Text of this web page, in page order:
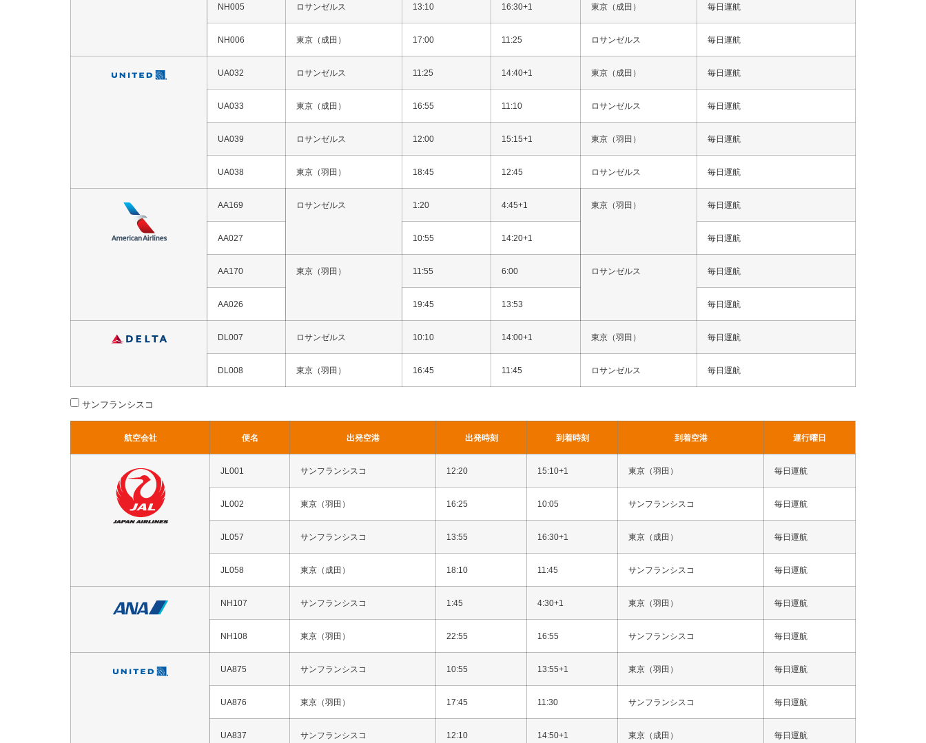
NH005 ロサンゼルス 13:10 16:30+1 東京（成田） 毎日運航
NH006 東京（成田） 17:00 11:25 ロサンゼルス 毎日運航
UA032 ロサンゼルス 11:25 14:40+1 東京（成田） 毎日運航
UA033 東京（成田） 16:55 11:10 ロサンゼルス 毎日運航
UA039 ロサンゼルス 12:00 15:15+1 東京（羽田） 毎日運航
UA038 東京（羽田） 18:45 12:45 ロサンゼルス 毎日運航
AA169 ロサンゼルス 1:20 4:45+1 東京（羽田） 毎日運航
AA027 10:55 14:20+1 毎日運航
AA170 東京（羽田） 11:55 6:00 ロサンゼルス 毎日運航
AA026 19:45 13:53 毎日運航
DL007 ロサンゼルス 10:10 14:00+1 東京（羽田） 毎日運航
DL008 東京（羽田） 16:45 11:45 ロサンゼルス 毎日運航
サンフランシスコ
航空会社 便名 出発空港 出発時刻 到着時刻 到着空港 運行曜日
JL001 サンフランシスコ 12:20 15:10+1 東京（羽田） 毎日運航
JL002 東京（羽田） 16:25 10:05 サンフランシスコ 毎日運航
JL057 サンフランシスコ 13:55 16:30+1 東京（成田） 毎日運航
JL058 東京（成田） 18:10 11:45 サンフランシスコ 毎日運航
NH107 サンフランシスコ 1:45 4:30+1 東京（羽田） 毎日運航
NH108 東京（羽田） 22:55 16:55 サンフランシスコ 毎日運航
UA875 サンフランシスコ 10:55 13:55+1 東京（羽田） 毎日運航
UA876 東京（羽田） 17:45 11:30 サンフランシスコ 毎日運航
UA837 サンフランシスコ 12:10 14:50+1 東京（成田） 毎日運航